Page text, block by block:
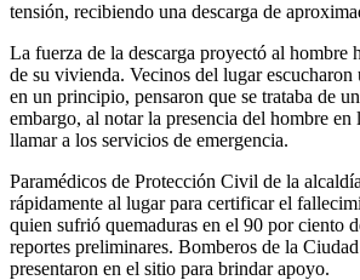
tensión, recibiendo una descarga de
La fuerza de la descarga proyectó al hombre
de su vivienda. Vecinos del lugar
en un principio, pensaron que se trataba de
embargo, al notar la presencia del hombre en
llamar a los servicios de emergencia.
Paramédicos de Protección Civil de la
rápidamente al lugar para certificar el
quien sufrió quemaduras en el 90 por ciento
reportes preliminares. Bomberos de la
presentaron en el sitio para brindar apoyo.